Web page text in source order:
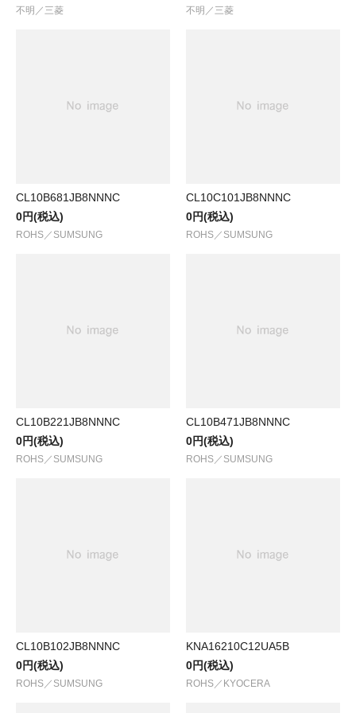
不明／三菱 不明／三菱
CL10B681JB8NNNC
0円(税込)
ROHS／SUMSUNG
CL10C101JB8NNNC
0円(税込)
ROHS／SUMSUNG
CL10B221JB8NNNC
0円(税込)
ROHS／SUMSUNG
CL10B471JB8NNNC
0円(税込)
ROHS／SUMSUNG
CL10B102JB8NNNC
0円(税込)
ROHS／SUMSUNG
KNA16210C12UA5B
0円(税込)
ROHS／KYOCERA